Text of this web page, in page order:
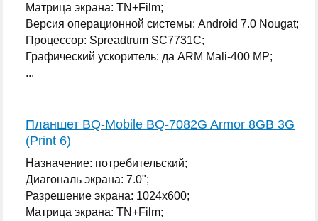
Матрица экрана: TN+Film;
Версия операционной системы: Android 7.0 Nougat;
Процессор: Spreadtrum SC7731C;
Графический ускоритель: да ARM Mali-400 MP;
...
Планшет BQ-Mobile BQ-7082G Armor 8GB 3G
(Print 6)
Назначение: потребительский;
Диагональ экрана: 7.0";
Разрешение экрана: 1024x600;
Матрица экрана: TN+Film;